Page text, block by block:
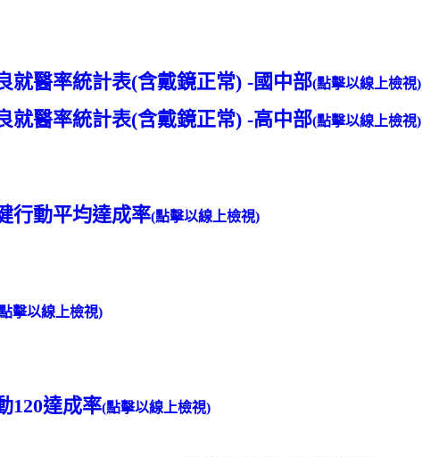
就醫率統計表(含戴鏡正常) -國中部(點擊以線上檢視)
就醫率統計表(含戴鏡正常) -高中部(點擊以線上檢視)
行動平均達成率(點擊以線上檢視)
擊以線上檢視)
120達成率(點擊以線上檢視)